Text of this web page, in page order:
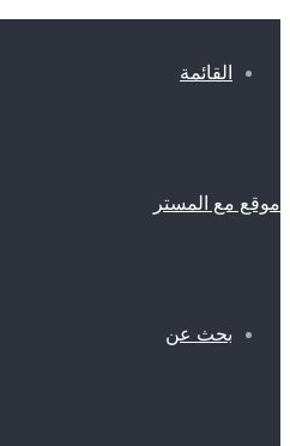
القائمة
موقع مع المستر
بحث عن